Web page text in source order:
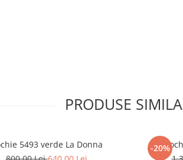
PRODUSE
5493 verde La Donna
-20%